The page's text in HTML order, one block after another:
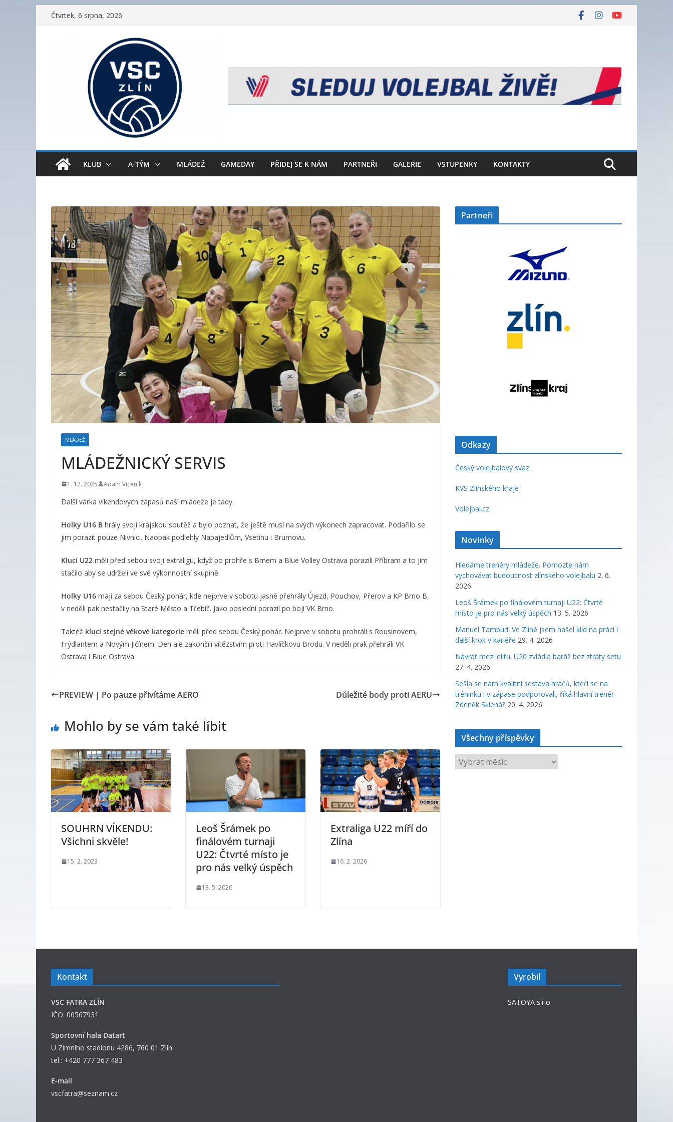
Přeskočit
Čtvrtek, 6 srpna, 2026
KLUB A-TÝM MLÁDEŽ GAMEDAY PŘIDEJ SE K NÁM PARTNEŘI GALERIE VSTUPENKY KONTAKTY
MLÁDEŽ
MLÁDEŽNICKÝ SERVIS
1. 12. 2025 Adam Vicenik
Další várka víkendových zápasů naší mládeže je tady.
Holky U16 B hrály svoji krajskou soutěž a bylo poznat, že ještě musí na svých výkonech zapracovat. Podařilo se
jim porazit pouze Nivnici. Naopak podlehly Napajedlům, Vsetínu i Brumovu.
Kluci U22 měli před sebou svoji extraligu, když po prohře s Brnem a Blue Volley Ostrava porazili Příbram a to jim
stačilo aby se udrželi ve své výkonnostní skupině.
Holky U16 mají za sebou Český pohár, kde nejprve v sobotu jasně přehrály Újezd, Pouchov, Přerov a KP Brno B,
v neděli pak nestačily na Staré Město a Třebíč. Jako poslední porazil po boji VK Brno.
Taktéž kluci stejné věkové kategorie měli před sebou Český pohár. Nejprve v sobotu prohráli s Rousínovem,
Frýdlantem a Novým Jičínem. Den ale zakončili vítězstvím proti Havlíčkovu Brodu. V neděli prak přehráli VK
Ostrava i Blue Ostrava
PREVIEW | Po pauze přivítáme AERO Důležité body proti AERU
Mohlo by se vám také líbit
SOUHRN VÍKENDU:
Všichni skvěle!
15. 2. 2023
Leoš Šrámek po
finálovém turnaji
U22: Čtvrté místo je
pro nás velký úspěch
13. 5. 2026
Extraliga U22 míří do
Zlína
16. 2. 2026
Partneři
Odkazy
Český volejbalový svaz
KVS Zlínského kraje
Volejbal.cz
Novinky
Hledáme trenéry mládeže. Pomozte nám
vychovávat budoucnost zlínského volejbalu 2. 6.
2026
Leoš Šrámek po finálovém turnaji U22: Čtvrté
místo je pro nás velký úspěch 13. 5. 2026
Manuel Tamburi: Ve Zlíně jsem našel klid na práci i
další krok v kariéře 29. 4. 2026
Návrat mezi elitu. U20 zvládla baráž bez ztráty setu
27. 4. 2026
Sešla se nám kvalitní sestava hráčů, kteří se na
tréninku i v zápase podporovali, říká hlavní trenér
Zdeněk Sklenář 20. 4. 2026
Všechny příspěvky
y
Kontakt
VSC FATRA ZLÍN
IČO: 00567931
Sportovní hala Datart
U Zimního stadionu 4286, 760 01 Zlín
tel.: +420 777 367 483
E-mail
vscfatra@seznam.cz
Vyrobil
SATOYA s.r.o